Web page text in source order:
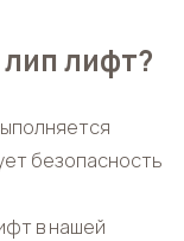
лифт?
безопасность
в нашей